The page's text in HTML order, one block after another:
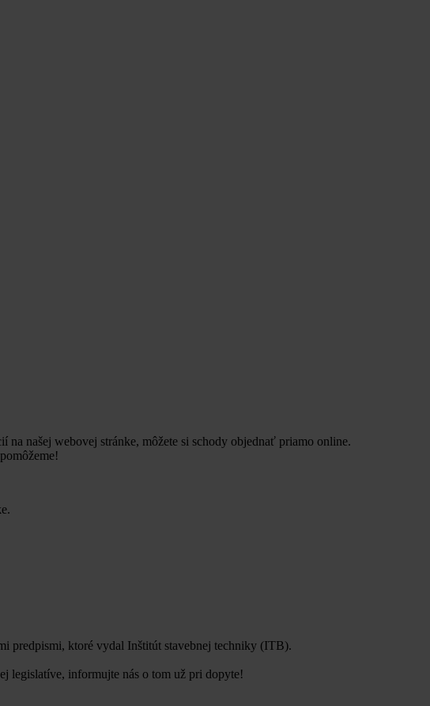
našej webovej stránke, môžete si schody objednať priamo online.
predpismi, ktoré vydal Inštitút stavebnej techniky (ITB).
legislatíve, informujte nás o tom už pri dopyte!